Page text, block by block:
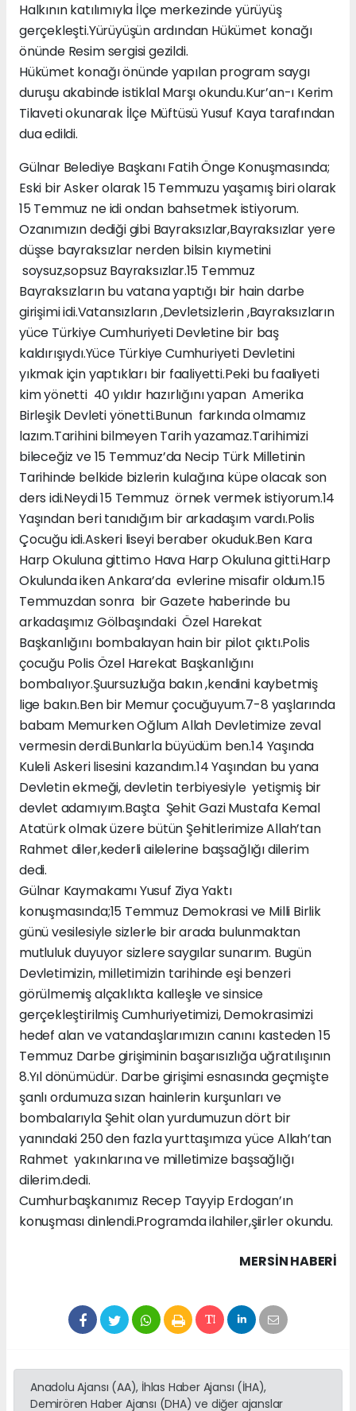
Halkının katılımıyla İlçe merkezinde yürüyüş
gerçekleşti.Yürüyüşün ardından Hükümet konağı
önünde Resim sergisi gezildi.
Hükümet konağı önünde yapılan program saygı
duruşu akabinde istiklal Marşı okundu.Kur’an-ı Kerim
Tilaveti okunarak İlçe Müftüsü Yusuf Kaya tarafından
dua edildi.
Gülnar Belediye Başkanı Fatih Önge Konuşmasında;
Eski bir Asker olarak 15 Temmuzu yaşamış biri olarak
15 Temmuz ne idi ondan bahsetmek istiyorum.
Ozanımızın dediği gibi Bayraksızlar,Bayraksızlar yere
düşse bayraksızlar nerden bilsin kıymetini
soysuz,sopsuz Bayraksızlar.15 Temmuz
Bayraksızların bu vatana yaptığı bir hain darbe
girişimi idi.Vatansızların ,Devletsizlerin ,Bayraksızların
yüce Türkiye Cumhuriyeti Devletine bir baş
kaldırışıydı.Yüce Türkiye Cumhuriyeti Devletini
yıkmak için yaptıkları bir faaliyetti.Peki bu faaliyeti
kim yönetti 40 yıldır hazırlığını yapan Amerika
Birleşik Devleti yönetti.Bunun farkında olmamız
lazım.Tarihini bilmeyen Tarih yazamaz.Tarihimizi
bileceğiz ve 15 Temmuz’da Necip Türk Milletinin
Tarihinde belkide bizlerin kulağına küpe olacak son
ders idi.Neydi 15 Temmuz örnek vermek istiyorum.14
Yaşından beri tanıdığım bir arkadaşım vardı.Polis
Çocuğu idi.Askeri liseyi beraber okuduk.Ben Kara
Harp Okuluna gittim.o Hava Harp Okuluna gitti.Harp
Okulunda iken Ankara’da evlerine misafir oldum.15
Temmuzdan sonra bir Gazete haberinde bu
arkadaşımız Gölbaşındaki Özel Harekat
Başkanlığını bombalayan hain bir pilot çıktı.Polis
çocuğu Polis Özel Harekat Başkanlığını
bombalıyor.Şuursuzluğa bakın ,kendini kaybetmiş
lige bakın.Ben bir Memur çocuğuyum.7-8 yaşlarında
babam Memurken Oğlum Allah Devletimize zeval
vermesin derdi.Bunlarla büyüdüm ben.14 Yaşında
Kuleli Askeri lisesini kazandım.14 Yaşından bu yana
Devletin ekmeği, devletin terbiyesiyle yetişmiş bir
devlet adamıyım.Başta Şehit Gazi Mustafa Kemal
Atatürk olmak üzere bütün Şehitlerimize Allah’tan
Rahmet diler,kederli ailelerine başsağlığı dilerim
dedi.
Gülnar Kaymakamı Yusuf Ziya Yaktı
konuşmasında;15 Temmuz Demokrasi ve Milli Birlik
günü vesilesiyle sizlerle bir arada bulunmaktan
mutluluk duyuyor sizlere saygılar sunarım. Bugün
Devletimizin, milletimizin tarihinde eşi benzeri
görülmemiş alçaklıkta kalleşle ve sinsice
gerçekleştirilmiş Cumhuriyetimizi, Demokrasimizi
hedef alan ve vatandaşlarımızın canını kasteden 15
Temmuz Darbe girişiminin başarısızlığa uğratılışının
8.Yıl dönümüdür. Darbe girişimi esnasında geçmişte
şanlı ordumuza sızan hainlerin kurşunları ve
bombalarıyla Şehit olan yurdumuzun dört bir
yanındaki 250 den fazla yurttaşımıza yüce Allah’tan
Rahmet yakınlarına ve milletimize başsağlığı
dilerim.dedi.
Cumhurbaşkanımız Recep Tayyip Erdogan’ın
konuşması dinlendi.Programda ilahiler,şiirler okundu.
MERSIN HABERİ
Anadolu Ajansı (AA), İhlas Haber Ajansı (İHA),
Demirören Haber Ajansı (DHA) ve diğer ajanslar